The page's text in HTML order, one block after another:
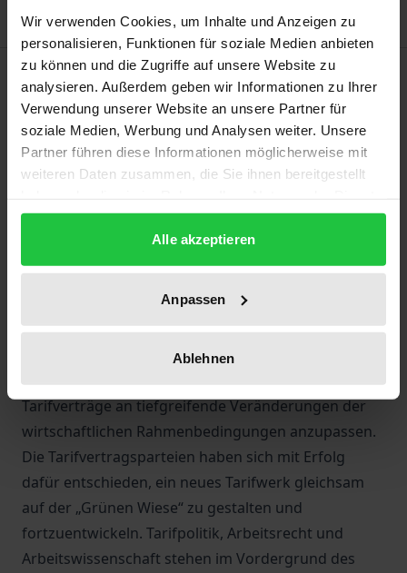
Wir verwenden Cookies, um Inhalte und Anzeigen zu
personalisieren, Funktionen für soziale Medien anbieten
zu können und die Zugriffe auf unsere Website zu
analysieren. Außerdem geben wir Informationen zu Ihrer
Verwendung unserer Website an unsere Partner für
soziale Medien, Werbung und Analysen weiter. Unsere
Partner führen diese Informationen möglicherweise mit
weiteren Daten zusammen, die Sie ihnen bereitgestellt
gesammelt haben.
Alle akzeptieren
Anpassen
Ablehnen
Description
Die Tarifvertragsparteien sind gefordert,
zukunftsfähige Tarifverträge zu schaffen; je höher
die Kosten der Unternehmen im nationalen und
die Kosten, sondern vornehmlich die Flexibilität der
Beschäftigten und ihrer Arbeitsbedingungen sind
zunehmend wichtiger werdende
Wirtschaftsmerkmale im globalen Wettbewerb. Das
Buch zeigt am Beispiel TÜV den Willen, die Fähigkeit
und die Kreativität von Tarifvertragsparteien, die
Tarifverträge an tiefgreifende Veränderungen der
wirtschaftlichen Rahmenbedingungen anzupassen.
Die Tarifvertragsparteien haben sich mit Erfolg
dafür entschieden, ein neues Tarifwerk gleichsam
auf der „Grünen Wiese“ zu gestalten und
fortzuentwickeln. Tarifpolitik, Arbeitsrecht und
Arbeitswissenschaft stehen im Vordergrund des